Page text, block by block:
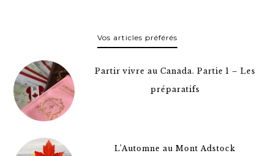
Vos articles préférés
Partir vivre au Canada. Partie 1 – Les
préparatifs
L’Automne au Mont Adstock